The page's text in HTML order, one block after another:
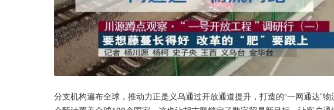
分支机构遍布全球，推动力正是义乌通过开放通道提升，打造的“一网通达”